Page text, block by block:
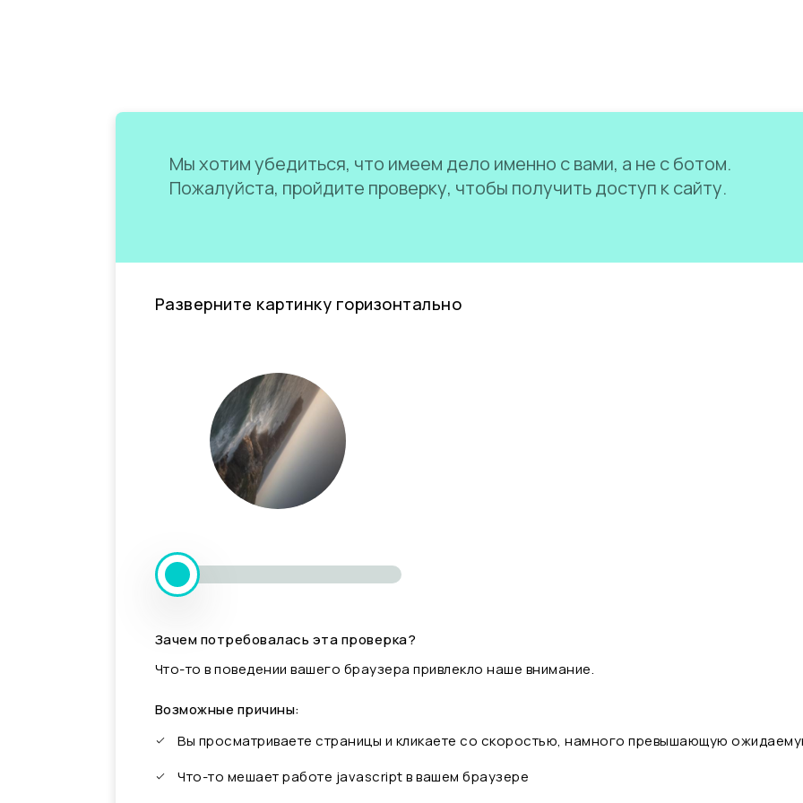
Мы хотим убедиться, что имеем дело именно с вами, а не с ботом.
Пожалуйста, пройдите проверку, чтобы получить доступ к сайту.
Разверните картинку горизонтально
Зачем потребовалась эта проверка?
Что-то в поведении вашего браузера привлекло наше внимание.
Возможные причины:
Вы просматриваете страницы и кликаете со скоростью, намного превышающую
Что-то мешает работе javascript в вашем браузере